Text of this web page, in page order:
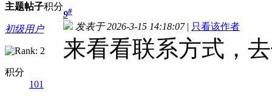
主题帖子积分
初级用户
积分
101
9#
发表于 2026-3-15 14:18:07 | 只看该作者
来看看联系方式，